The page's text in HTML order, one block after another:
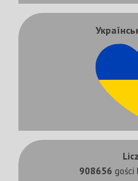
908656 gości